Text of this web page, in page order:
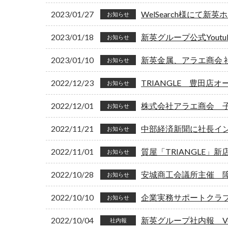
2023/01/27 お知らせ WelSearch様にて新英
2023/01/18 お知らせ 新英グループ公式
2023/01/10 お知らせ 新英金属、アラエ商会
2022/12/23 お知らせ TRIANGLE 豊田店オ
2022/12/01 お知らせ 株式会社アラエ商会
2022/11/21 お知らせ 中部経済新聞に社長イ
2022/11/01 お知らせ 質屋「TRIANGLE」新
2022/10/28 お知らせ 安城商工会議所主催
2022/10/10 お知らせ 企業実務サポートク
2022/10/04 社内報 新英グループ社内報